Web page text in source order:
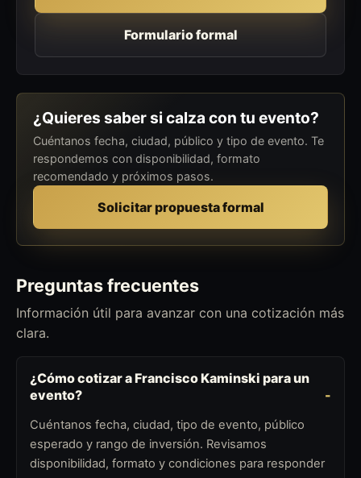
Formulario formal
¿Quieres saber si calza con tu evento?
Cuéntanos fecha, ciudad, público y tipo de evento. Te
respondemos con disponibilidad, formato
recomendado y próximos pasos.
Solicitar propuesta formal
Preguntas frecuentes
Información útil para avanzar con una cotización más
clara.
¿Cómo cotizar a Francisco Kaminski para un
evento?
Cuéntanos fecha, ciudad, tipo de evento, público
esperado y rango de inversión. Revisamos
disponibilidad, formato y condiciones para responder